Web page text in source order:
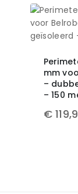
mm
–
– 150
€